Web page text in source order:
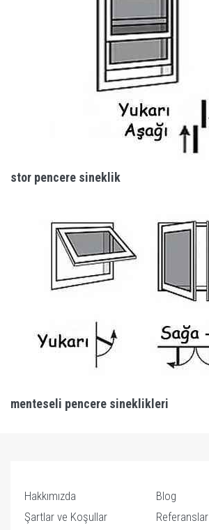
stor pencere sineklik
menteseli pencere sineklikleri
Hakkımızda
Şartlar ve Koşullar
Blog
Referanslar